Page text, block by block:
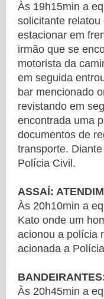
Às 19h15min a
solicitante
estacionar em
irmão que se
motorista da
em seguida
bar mencionado
revistando em
encontrada uma
documentos de
transporte.
Polícia Civil.
ASSAÍ:
Às 20h10min a
Kato onde um
acionou a polícia
acionada a
Às 20h45min a